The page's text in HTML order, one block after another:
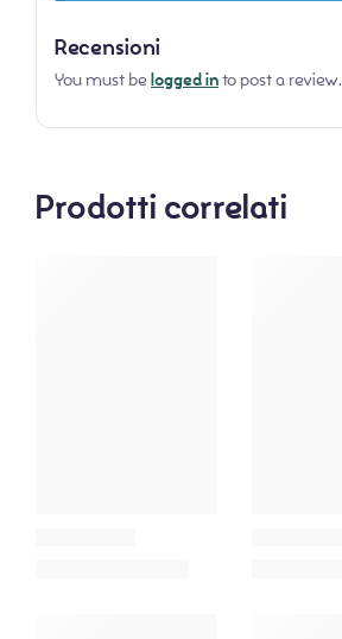
Recensioni
You must be logged into post a review.
Prodotti correlati